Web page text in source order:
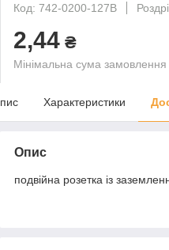
Код: 742-0200-127B
2,44 ₴
Мінімальна сума
Характеристики
Опис
подвійна розетка із